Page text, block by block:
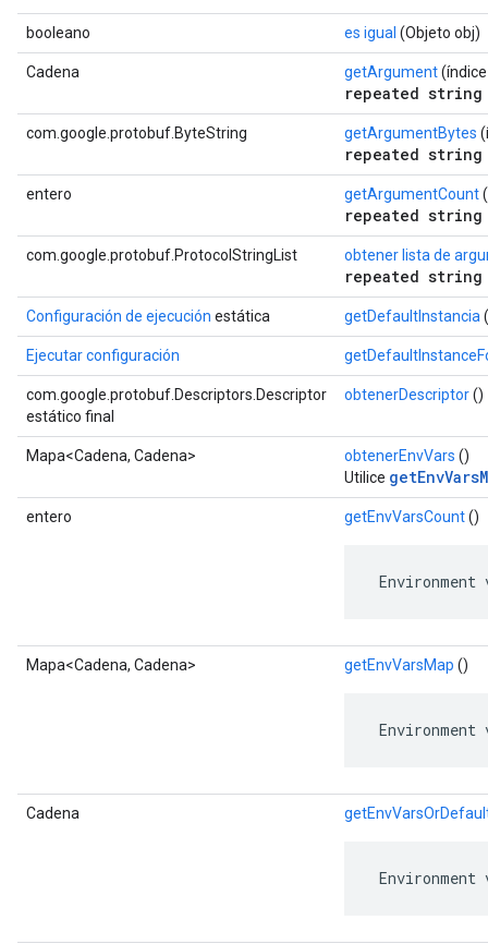
booleano es igual (Objeto obj)
Cadena getArgument
repeated string
com.google.protobuf.ByteString getArgumentBytes
repeated string
entero getArgumentCount
repeated string
com.google.protobuf.ProtocolStringList obtener lista de
repeated string
Configuración de ejecución estática getDefaultInstancia
Ejecutar configuración
com.google.protobuf.Descriptors.Descriptor
estático final
obtenerDescriptor()
Mapa<Cadena, Cadena> obtenerEnvVars ()
Utilice
entero getEnvVarsCount()
Mapa<Cadena, Cadena> getEnvVarsMap ()
Cadena